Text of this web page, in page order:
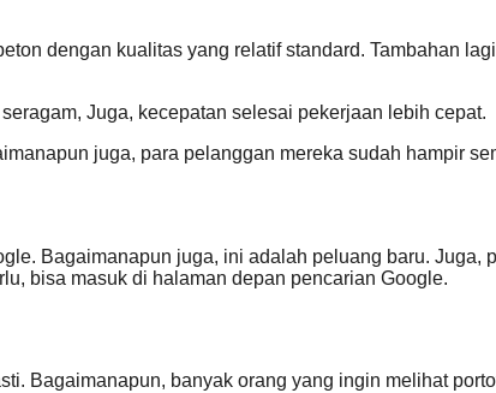
dengan kualitas yang relatif standard. Tambahan
Juga, kecepatan selesai pekerjaan lebih cepat.
juga, para pelanggan mereka sudah hampir
Bagaimanapun juga, ini adalah peluang baru. Juga,
bisa masuk di halaman depan pencarian Google.
Bagaimanapun, banyak orang yang ingin melihat